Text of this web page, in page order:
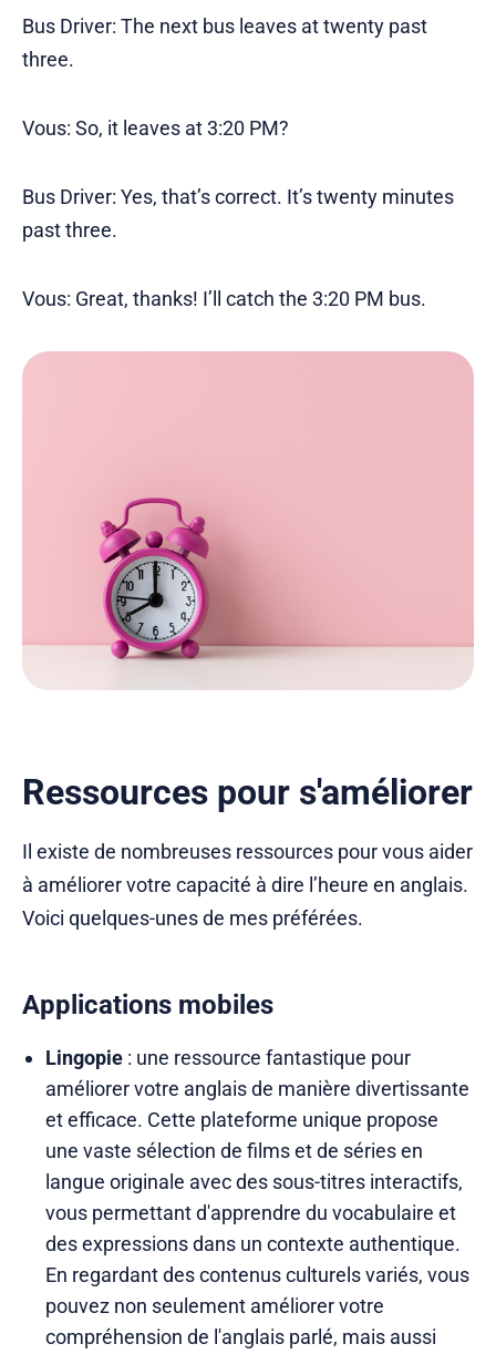
Bus Driver: The next bus leaves at twenty past
three.
Vous: So, it leaves at 3:20 PM?
Bus Driver: Yes, that’s correct. It’s twenty minutes
past three.
Vous: Great, thanks! I’ll catch the 3:20 PM bus.
Ressources pour s'améliorer
Il existe de nombreuses ressources pour vous aider
à améliorer votre capacité à dire l’heure en anglais.
Voici quelques-unes de mes préférées.
Applications mobiles
Lingopie: une ressource fantastique pour
améliorer votre anglais de manière divertissante
et efficace. Cette plateforme unique propose
une vaste sélection de films et de séries en
langue originale avec des sous-titres interactifs,
vous permettant d'apprendre du vocabulaire et
des expressions dans un contexte authentique.
En regardant des contenus culturels variés, vous
pouvez non seulement améliorer votre
compréhension de l'anglais parlé, mais aussi